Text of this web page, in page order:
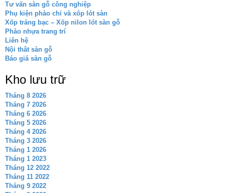
Tư vấn sàn gỗ công nghiệp
Phụ kiện phào chỉ và xốp lót sàn
Xốp tráng bạc – Xốp nilon lót sàn gỗ
Phào nhựa trang trí
Liên hệ
Nội thât sàn gỗ
Báo giá sàn gỗ
Kho lưu trữ
Tháng 8 2026
Tháng 7 2026
Tháng 6 2026
Tháng 5 2026
Tháng 4 2026
Tháng 3 2026
Tháng 1 2026
Tháng 1 2023
Tháng 12 2022
Tháng 11 2022
Tháng 9 2022